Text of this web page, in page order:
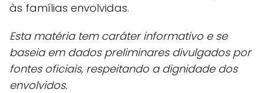
às famílias envolvidas.
Esta matéria tem caráter informativo e se
baseia em dados preliminares divulgados por
fontes oficiais, respeitando a dignidade dos
envolvidos.